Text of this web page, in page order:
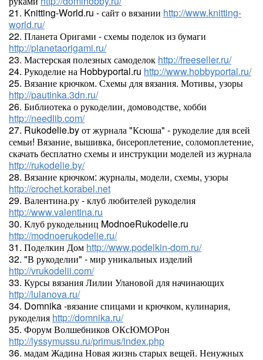
21. Knitting-World.ru - сайт о вязании http://www.knitting-
world.ru/
22. Планета Оригами - схемы поделок из бумаги
http://planetaorigami.ru/
23. Мастерская полезных самоделок http://freeseller.ru/
24. Рукоделие на Hobbyportal.ru http://www.hobbyportal.ru/
25. Вязание крючком. Схемы для вязания. Мотивы, узоры
http://pautinka.3dn.ru/
26. Библиотека о рукоделии, домоводстве, хобби
http://needlib.com/
27. Rukodelie.by от журнала "Ксюша" - рукоделие для всей
семьи! Вязание, вышивка, бисероплетение, соломоплетение,
скачать бесплатно схемы и инструкции моделей из журнала
http://rukodelie.by/
28. Вязание крючком: журналы, модели, схемы, узоры
http://crochet.korabel.net
29. Валентина.ру - клуб любителей рукоделия
http://www.valentina.ru
30. Клуб рукодельниц ModnoeRukodelie.ru
http://modnoerukodelie.ru/
31. Поделкин Дом http://www.podelkin-dom.ru/
32. "В рукоделии" - мир уникальных изделий
http://vrukodelii.com/
33. Курсы вязания Лилии Улановой для начинающих
http://lulanova.ru/
34. Domnika -вязание спицами и крючком, кулинария,
рукоделия http://domnika.ru/
35. Форум Волшебников ОКсЮМОРон
http://lyssymussu.ru/primus/index.php
36. мадам Жадина Новая жизнь старых вещей. Ненужных